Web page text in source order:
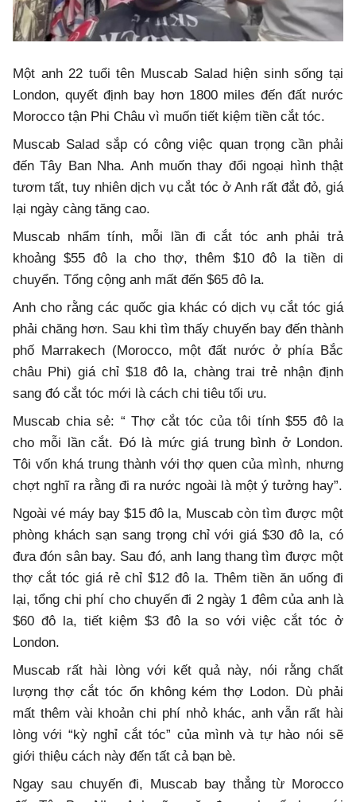
Một anh 22 tuổi tên Muscab Salad hiện sinh sống tại
London, quyết định bay hơn 1800 miles đến đất nước
Morocco tận Phi Châu vì muốn tiết kiệm tiền cắt tóc.
Muscab Salad sắp có công việc quan trọng cần phải
đến Tây Ban Nha. Anh muốn thay đổi ngoại hình thật
tươm tất, tuy nhiên dịch vụ cắt tóc ở Anh rất đắt đỏ, giá
lại ngày càng tăng cao.
Muscab nhẩm tính, mỗi lần đi cắt tóc anh phải trả
khoảng $55 đô la cho thợ, thêm $10 đô la tiền di
chuyển. Tổng cộng anh mất đến $65 đô la.
Anh cho rằng các quốc gia khác có dịch vụ cắt tóc giá
phải chăng hơn. Sau khi tìm thấy chuyến bay đến thành
phố Marrakech (Morocco, một đất nước ở phía Bắc
châu Phi) giá chỉ $18 đô la, chàng trai trẻ nhận định
sang đó cắt tóc mới là cách chi tiêu tối ưu.
Muscab chia sẻ: “ Thợ cắt tóc của tôi tính $55 đô la
cho mỗi lần cắt. Đó là mức giá trung bình ở London.
Tôi vốn khá trung thành với thợ quen của mình, nhưng
chợt nghĩ ra rằng đi ra nước ngoài là một ý tưởng hay”.
Ngoài vé máy bay $15 đô la, Muscab còn tìm được một
phòng khách sạn sang trọng chỉ với giá $30 đô la, có
đưa đón sân bay. Sau đó, anh lang thang tìm được một
thợ cắt tóc giá rẻ chỉ $12 đô la. Thêm tiền ăn uống đi
lại, tổng chi phí cho chuyến đi 2 ngày 1 đêm của anh là
$60 đô la, tiết kiệm $3 đô la so với việc cắt tóc ở
London.
Muscab rất hài lòng với kết quả này, nói rằng chất
lượng thợ cắt tóc ổn không kém thợ Lodon. Dù phải
mất thêm vài khoản chi phí nhỏ khác, anh vẫn rất hài
lòng với “kỳ nghỉ cắt tóc” của mình và tự hào nói sẽ
giới thiệu cách này đến tất cả bạn bè.
Ngay sau chuyến đi, Muscab bay thẳng từ Morocco